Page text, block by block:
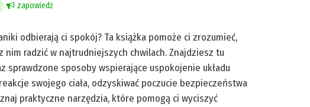
zapowiedź
odbierają ci spokój? Ta książka pomoże ci zrozumieć,
radzić w najtrudniejszych chwilach. Znajdziesz tu
sposoby wspierające uspokojenie układu
swojego ciała, odzyskiwać poczucie bezpieczeństwa
praktyczne narzędzia, które pomogą ci wyciszyć